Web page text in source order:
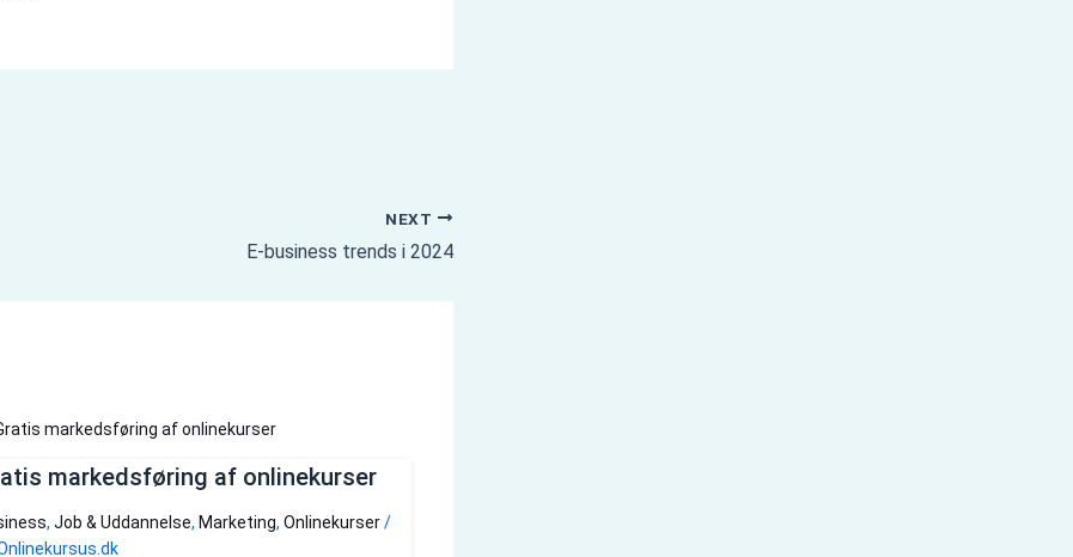
NEXT
E-business trends i 2024
markedsføring af onlinekurser
, Job & Uddannelse, Marketing, Onlinekurser/